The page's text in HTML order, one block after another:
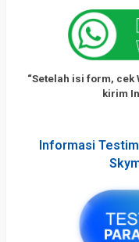
“Setelah isi form, cek
kirim
Informasi